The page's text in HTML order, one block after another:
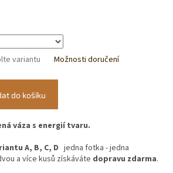
variantu Možnosti doručení
do košíku
váza s energií tvaru.
A, B, C, D jedna fotka - jedna
a více kusů získáváte dopravu zdarma.